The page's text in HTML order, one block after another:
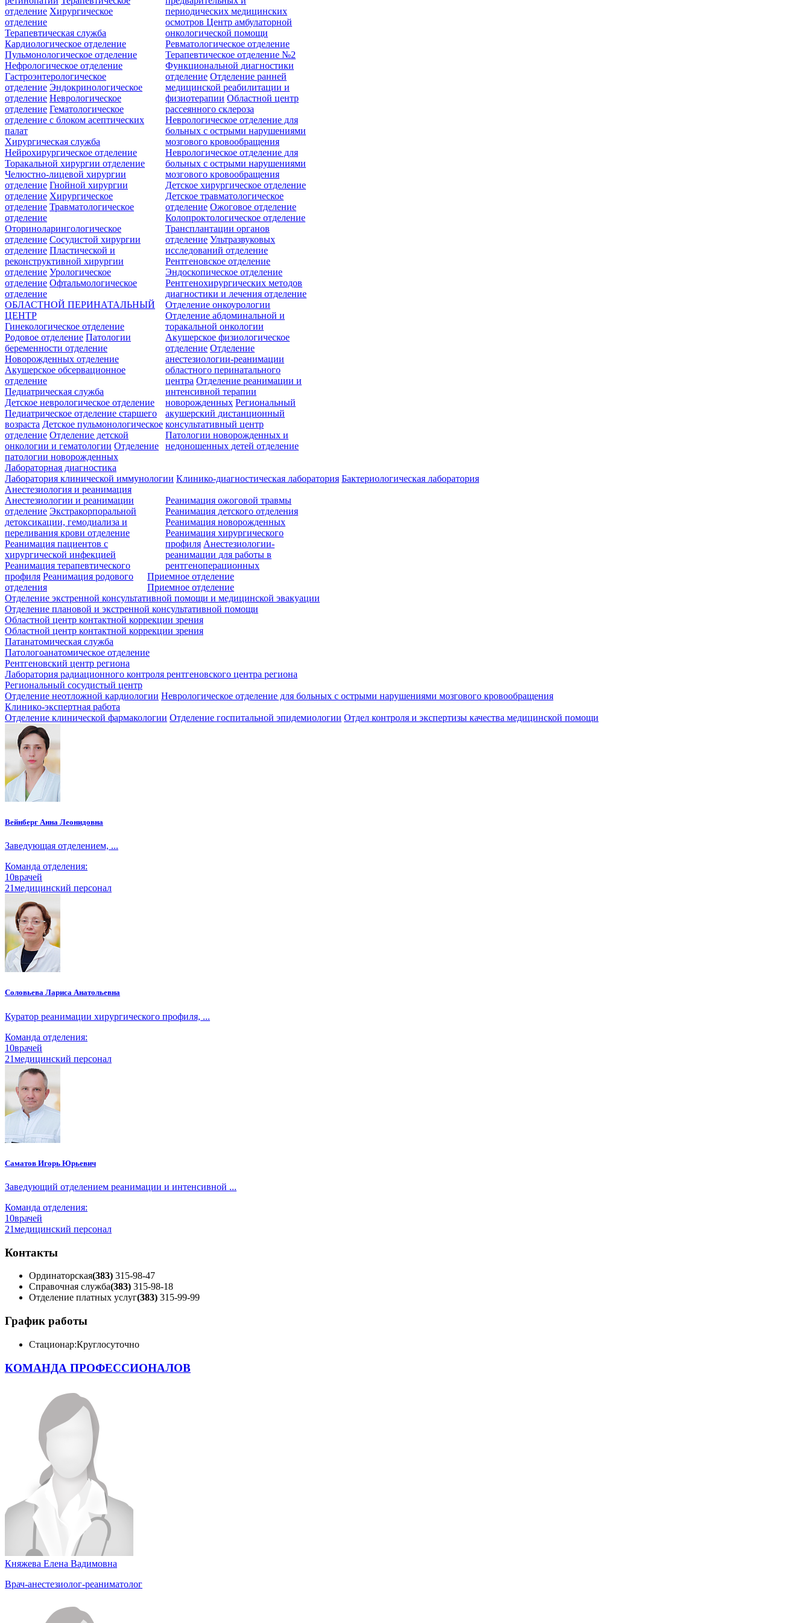
отделение Хирургическое
отделение
периодических медицинских
осмотровЦентр амбулаторной
онкологической помощи
Терапевтическая служба
Кардиологическое отделение
Пульмонологическое отделение
Нефрологическое отделение
Гастроэнтерологическое
отделение Эндокринологическое
отделение Неврологическое
отделение Гематологическое
отделение c блоком асептических
палат
Ревматологическое отделение
Терапевтическое отделение №2
Функциональной диагностики
отделение Отделение ранней
медицинской реабилитации и
физиотерапии Областной центр
рассеянного склероза
Неврологическое отделение для
больных с острыми нарушениями
мозгового кровообращения
Неврологическое отделение для
больных с острыми нарушениями
мозгового кровообращения
Хирургическая служба
Нейрохирургическое отделение
Торакальной хирургии отделение
Челюстно-лицевой хирургии
отделение Гнойной хирургии
отделение Хирургическое
отделение Травматологическое
отделение
Оториноларингологическое
отделение Сосудистой хирургии
отделение Пластической и
реконструктивной хирургии
отделение Урологическое
отделение Офтальмологическое
отделение
Детское хирургическое отделение
Детское травматологическое
отделение Ожоговое отделение
Колопроктологическое отделение
Трансплантации органов
отделение Ультразвуковых
исследований отделение
Рентгеновское отделение
Эндоскопическое отделение
Рентгенохирургических методов
диагностики и лечения отделение
Отделение онкоурологии
Отделение абдоминальной и
торакальной онкологии
ОБЛАСТНОЙ ПЕРИНАТАЛЬНЫЙ
ЦЕНТР
Гинекологическое отделение
Родовое отделение Патологии
беременности отделение
Новорожденных отделение
Акушерское обсервационное
отделение
Акушерское физиологическое
отделение Отделение
анестезиологии-реанимации
областного перинатального
центра Отделение реанимации и
интенсивной терапии
новорожденных Региональный
акушерский дистанционный
консультативный центр
Патологии новорожденных и
недоношенных детей отделение
Педиатрическая служба
Детское неврологическое отделение
Педиатрическое отделение старшего
возраста Детское пульмонологическое
отделение Отделение детской
онкологии и гематологии Отделение
патологии новорожденных
Лабораторная диагностика
Лаборатория клинической иммунологии Клинико-диагностическая лаборатория Бактериологическая лаборатория
Анестезиология и реанимация
Анестезиологии и реанимации
отделение Экстракорпоральной
детоксикации, гемодиализа и
переливания крови отделение
Реанимация пациентов с
хирургической инфекцией
Реанимация терапевтического
профиля Реанимация родового
отделения
Реанимация ожоговой травмы
Реанимация детского отделения
Реанимация новорожденных
Реанимация хирургического
профиля Анестезиологии-
реанимации для работы в
рентгеноперационных
Приемное отделение
Приемное отделение
Отделение экстренной консультативной помощи и медицинской эвакуации
Отделение плановой и экстренной консультативной помощи
Областной центр контактной коррекции зрения
Областной центр контактной коррекции зрения
Патанатомическая служба
Патологоанатомическое отделение
Рентгеновский центр региона
Лаборатория радиационного контроля рентгеновского центра региона
Региональный сосудистый центр
Отделение неотложной кардиологии Неврологическое отделение для больных с острыми нарушениями мозгового кровообращения
Клинико-экспертная работа
Отделение клинической фармакологии Отделение госпитальной эпидемиологии Отдел контроля и экспертизы качества медицинской помощи
Вейнберг Анна Леонидовна
Заведующая отделением, ...
Команда отделения:
10врачей
21медицинский персонал
Соловьева Лариса Анатольевна
Куратор реанимации хирургического профиля, ...
Команда отделения:
10врачей
21медицинский персонал
Саматов Игорь Юрьевич
Заведующий отделением реанимации и интенсивной ...
Команда отделения:
10врачей
21медицинский персонал
Контакты
Ординаторская(383) 315-98-47
Справочная служба(383) 315-98-18
Отделение платных услуг(383) 315-99-99
График работы
Стационар:Круглосуточно
КОМАНДА ПРОФЕССИОНАЛОВ
Княжева Елена Вадимовна
Врач-анестезиолог-реаниматолог